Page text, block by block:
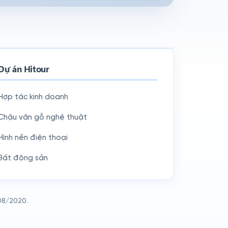
án Hitour
tác kinh doanh
vân gỗ nghệ thuật
nền điện thoại
động sản
2020.